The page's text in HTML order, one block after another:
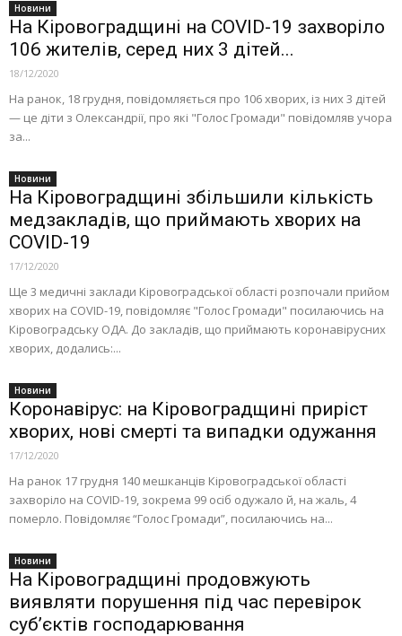
Новини
На Кіровоградщині на COVID-19 захворіло
106 жителів, серед них 3 дітей...
18/12/2020
На ранок, 18 грудня, повідомляється про 106 хворих, із них 3 дітей
— це діти з Олександрії, про які "Голос Громади" повідомляв учора
за...
Новини
На Кіровоградщині збільшили кількість
медзакладів, що приймають хворих на
COVID-19
17/12/2020
Ще 3 медичні заклади Кіровоградської області розпочали прийом
хворих на COVID-19, повідомляє "Голос Громади" посилаючись на
Кіровоградську ОДА. До закладів, що приймають коронавірусних
хворих, додались:...
Новини
Коронавірус: на Кіровоградщині приріст
хворих, нові смерті та випадки одужання
17/12/2020
На ранок 17 грудня 140 мешканців Кіровоградської області
захворіло на COVID-19, зокрема 99 осіб одужало й, на жаль, 4
померло. Повідомляє “Голос Громади”, посилаючись на...
Новини
На Кіровоградщині продовжують
виявляти порушення під час перевірок
суб’єктів господарювання